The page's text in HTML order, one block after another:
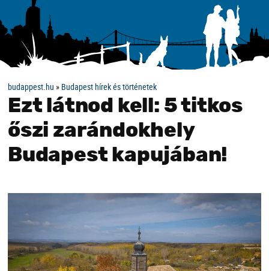
budappest.hu » Budapest hírek és történetek
Ezt látnod kell: 5 titkos
őszi zarándokhely
Budapest kapujában!